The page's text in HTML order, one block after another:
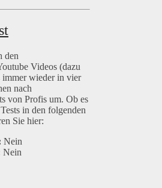
den
Videos (dazu
immer wieder in vier
nach
von Profis um. Ob es
in den folgenden
Sie hier:
Nein
Nein